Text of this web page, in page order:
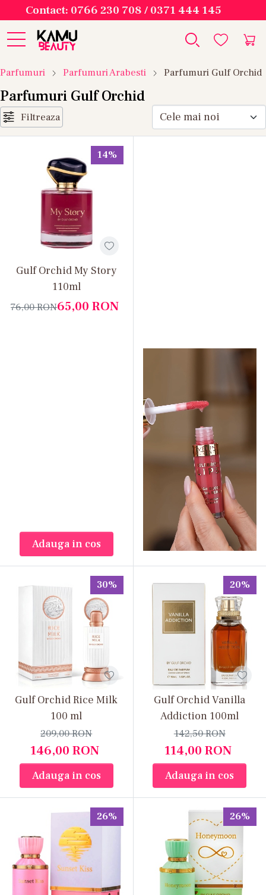
Contact: 0766 230 708 / 0371 444 145
Parfumuri Parfumuri Arabesti Parfumuri Gulf Orchid
Parfumuri Gulf Orchid
Filtreaza
14%
Gulf Orchid My Story
110ml
65,00RON
76,00RON
Adauga in cos
30%
Gulf Orchid Rice Milk
100 ml
146,00RON
209,00RON
Adauga in cos
20%
Gulf Orchid Vanilla
Addiction 100ml
114,00RON
142,50RON
Adauga in cos
26% 26%